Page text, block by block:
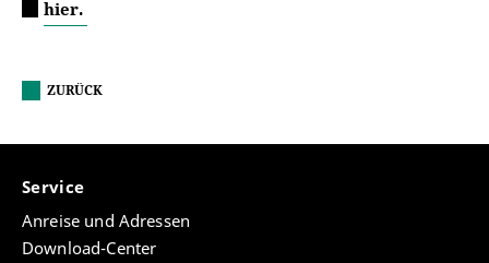
hier.
ZURÜCK
Service
Anreise und Adressen
Download-Center